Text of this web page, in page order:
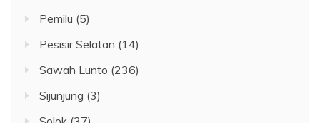
Pemilu (5)
Pesisir Selatan (14)
Sawah Lunto (236)
Sijunjung (3)